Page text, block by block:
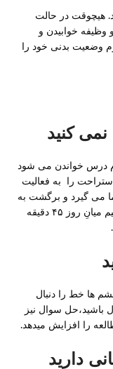
هیچوقت در حالت
وظیفه خوابیدن و
وضعیت بدنی خود را
کنید
درس خواندن می شود
را به فعالیت
می گیرد و برگشت به
مطالعه سخت میشود. علاوه بر این،پیشنهاد میکنیم میانِ روز ۴۵ دقیقه
ها خط را دنبال
باشید،حل سوال نیز
را افزایش میدهد.
دارید